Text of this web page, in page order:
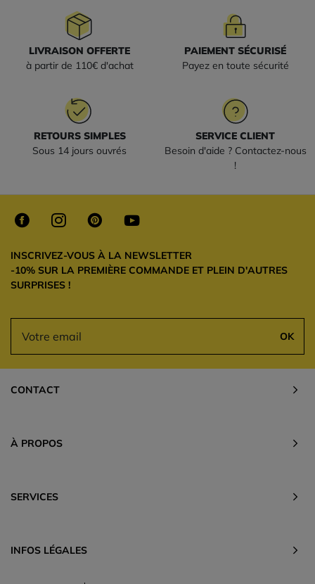
LIVRAISON OFFERTE
à partir de 110€ d'achat
PAIEMENT SÉCURISÉ
Payez en toute sécurité
RETOURS SIMPLES
Sous 14 jours ouvrés
SERVICE CLIENT
Besoin d'aide ? Contactez-nous
!
INSCRIVEZ-VOUS À LA NEWSLETTER
-10% SUR LA PREMIÈRE COMMANDE ET PLEIN D'AUTRES
SURPRISES !
OK
CONTACT
À PROPOS
SERVICES
INFOS LÉGALES